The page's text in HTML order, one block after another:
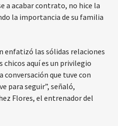
a acabar contrato, no hice la
la importancia de su familia
enfatizó las sólidas relaciones
chicos aquí es un privilegio
conversación que tuve con
para seguir”, señaló,
Flores, el entrenador del